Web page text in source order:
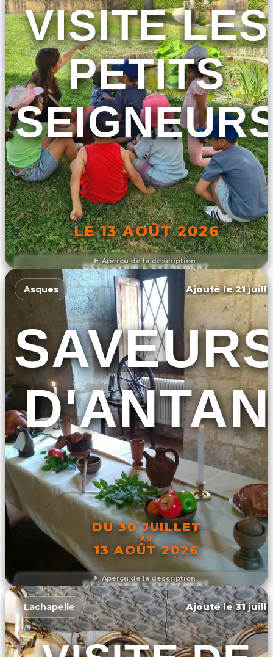
Aperçu de la description
VISITE LES
PETITS
LE 13 AOÛT 2026
DÉCOUVRIR L'ÉVÉNEMENT
Aperçu de la description
Asques Ajouté le 21
D'ANTAN
DU 30 JUILLET
AU
13 AOÛT 2026
DÉCOUVRIR L'ÉVÉNEMENT
Lachapelle Ajouté le 31